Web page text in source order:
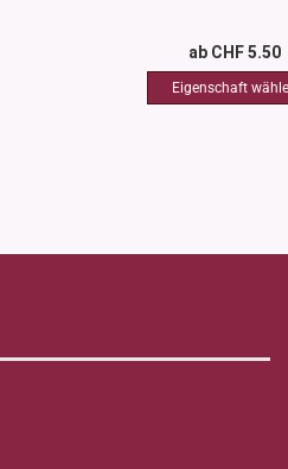
ab CHF 5.50